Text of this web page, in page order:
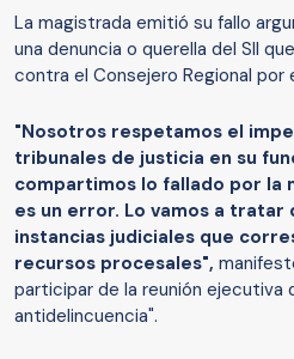
La magistrada emitió su fallo
una denuncia o querella del SII
contra el Consejero Regional por
"Nosotros respetamos el
tribunales de justicia en su
compartimos lo fallado por la
es un error. Lo vamos a
instancias judiciales que
recursos procesales",
participar de la reunión ejecutiva
antidelincuencia".